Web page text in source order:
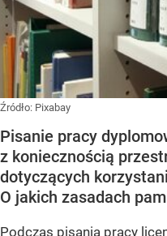
Źródło: Pixabay
Pisanie pracy
z koniecznością
dotyczących
O jakich zasadach
Podczas pisania pracy